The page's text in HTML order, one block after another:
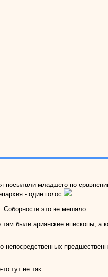
посылали младшего по
- один голос
Соборности это не мешало.
были арианские епископы, а
тут не так.